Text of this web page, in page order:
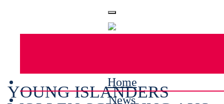
Home
News
YOUNG ISLANDERS